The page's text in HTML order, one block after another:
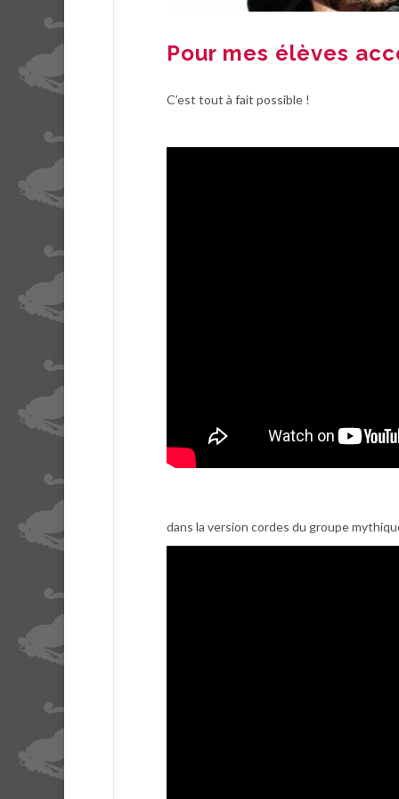
Pour mes élèves
C’est tout à fait possible !
dans la version cordes du groupe